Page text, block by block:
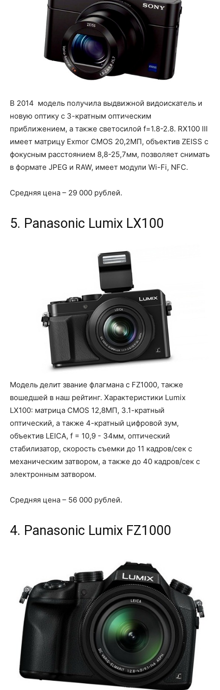
В 2014 модель получила выдвижной видоискатель и
новую оптику с 3-кратным оптическим
приближением, а также светосилой f=1.8-2.8. RX100 III
имеет матрицу Exmor CMOS 20,2МП, объектив ZEISS с
фокусным расстоянием 8,8-25,7мм, позволяет снимать
в формате JPEG и RAW, имеет модули Wi-Fi, NFC.
Средняя цена – 29 000 рублей.
5. Panasonic Lumix LX100
Модель делит звание флагмана с FZ1000, также
вошедшей в наш рейтинг. Характеристики Lumix
LX100: матрица CMOS 12,8МП, 3.1-кратный
оптический, а также 4-кратный цифровой зум,
объектив LEICA, f = 10,9 - 34мм, оптический
стабилизатор, скорость съемки до 11 кадров/сек с
механическим затвором, а также до 40 кадров/сек с
электронным затвором.
Средняя цена – 56 000 рублей.
4. Panasonic Lumix FZ1000